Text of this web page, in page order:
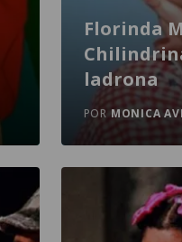
Florinda
ladrona
POR MONICA